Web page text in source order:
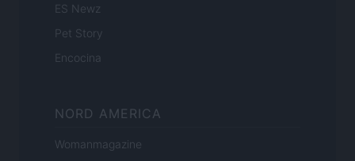
ES Newz
Pet Story
Encocina
NORD AMERICA
Womanmagazine